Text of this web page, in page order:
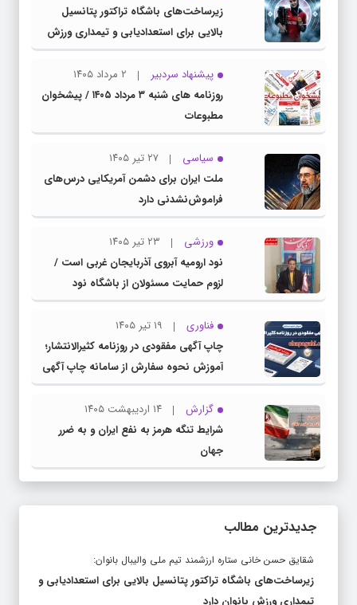
زیرساخت‌های باشگاه تراکتور پتانسیل
بالایی برای استعدادیابی و تیمداری ورزش
بانوان دارد
پیشنهاد سردبیر
۲ مرداد ۱۴۰۵
روزنامه های شنبه ۳ مرداد ۱۴۰۵ / پیشخوان
مطبوعات
سیاسی
۲۷ تیر ۱۴۰۵
ملت ایران برای دشمن آمریکایی درس‌های
فراموش‌نشدنی دارد
ورزشی
۲۳ تیر ۱۴۰۵
نود ارومیه آبروی آذربایجان غربی است /
لزوم حمایت مسئولان از باشگاه نود
فناوری
۱۹ تیر ۱۴۰۵
چاپ آگهی مفقودی در روزنامه کثیرالانتشار؛
آموزش نحوه سفارش از سامانه چاپ آگهی
دات کام
گزارش
۱۴ اردیبهشت ۱۴۰۵
شرایط تنگه هرمز به نفع ایران و به ضرر
جهان
جدیدترین مطالب
شقایق حسن خانی ستاره ارزشمند تیم ملی والیبال بانوان:
زیرساخت‌های باشگاه تراکتور پتانسیل بالایی برای استعدادیابی و
تیمداری ورزش بانوان دارد